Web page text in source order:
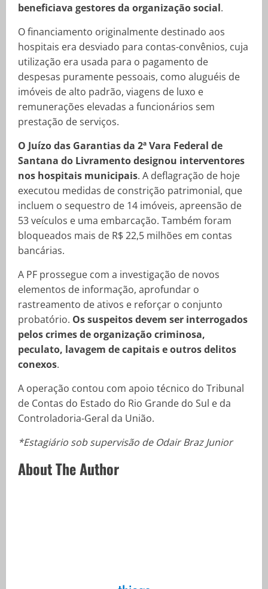
beneficiava gestores da organização social.
O financiamento originalmente destinado aos
hospitais era desviado para contas-convênios, cuja
utilização era usada para o pagamento de
despesas puramente pessoais, como aluguéis de
imóveis de alto padrão, viagens de luxo e
remunerações elevadas a funcionários sem
prestação de serviços.
O Juízo das Garantias da 2ª Vara Federal de
Santana do Livramento designou interventores
nos hospitais municipais. A deflagração de hoje
executou medidas de constrição patrimonial, que
incluem o sequestro de 14 imóveis, apreensão de
53 veículos e uma embarcação. Também foram
bloqueados mais de R$ 22,5 milhões em contas
bancárias.
A PF prossegue com a investigação de novos
elementos de informação, aprofundar o
rastreamento de ativos e reforçar o conjunto
probatório. Os suspeitos devem ser interrogados
pelos crimes de organização criminosa,
peculato, lavagem de capitais e outros delitos
conexos.
A operação contou com apoio técnico do Tribunal
de Contas do Estado do Rio Grande do Sul e da
Controladoria-Geral da União.
*Estagiário sob supervisão de Odair Braz Junior
About The Author